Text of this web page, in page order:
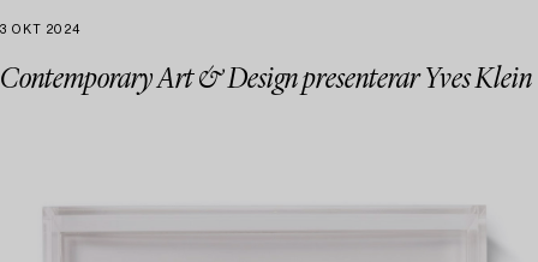
3 OKT 2024
Contemporary Art & Design presenterar Yves Klein